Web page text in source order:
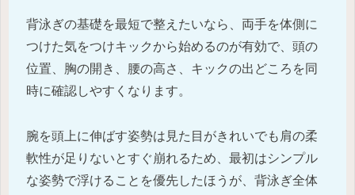
背泳ぎの基礎を最短で整えたいなら、両手を体側に
つけた気をつけキックから始めるのが有効で、頭の
位置、胸の開き、腰の高さ、キックの出どころを同
時に確認しやすくなります。
腕を頭上に伸ばす姿勢は見た目がきれいでも肩の柔
軟性が足りないとすぐ崩れるため、最初はシンプル
な姿勢で浮けることを優先したほうが、背泳ぎ全体